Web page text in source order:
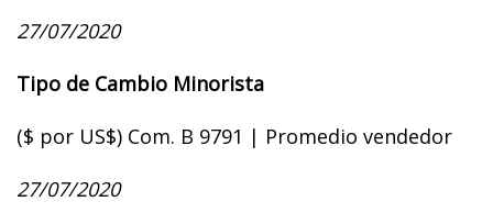
27/07/2020
Tipo de Cambio Minorista
($ por US$) Com. B 9791 | Promedio vendedor
27/07/2020